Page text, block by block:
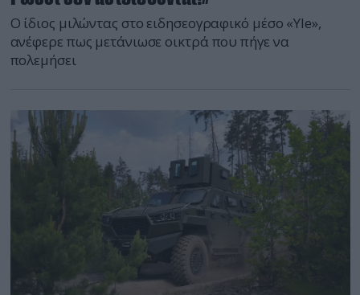
Ο ίδιος μιλώντας στο ειδησεογραφικό μέσο «Yle»,
ανέφερε πως μετάνιωσε οικτρά που πήγε να
πολεμήσει